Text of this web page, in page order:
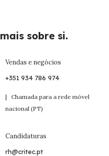
mais sobre si.
Vendas e negócios
+351 934 786 974
| Chamada para a rede móvel
nacional (PT)
Candidaturas
rh@critec.pt